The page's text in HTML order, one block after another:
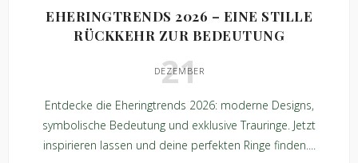
EHERINGTRENDS 2026 – EINE STILLE
RÜCKKEHR ZUR BEDEUTUNG
21
DEZEMBER
Entdecke die Eheringtrends 2026: moderne Designs,
symbolische Bedeutung und exklusive Trauringe. Jetzt
inspirieren lassen und deine perfekten Ringe finden....